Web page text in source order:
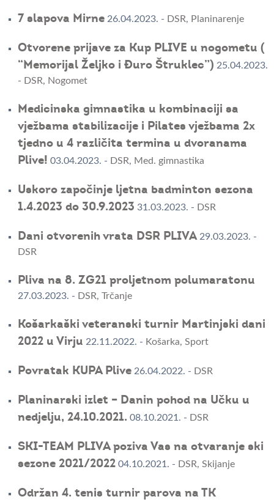
7 slapova Mirne 26.04.2023. - DSR, Planinarenje
Otvorene prijave za Kup PLIVE u nogometu (
“Memorijal Željko i Đuro Štruklec”) 25.04.2023.
- DSR, Nogomet
Medicinska gimnastika u kombinaciji sa
vježbama stabilizacije i Pilates vježbama 2x
tjedno u 4 različita termina u dvoranama
Plive! 03.04.2023. - DSR, Med. gimnastika
Uskoro započinje ljetna badminton sezona
1.4.2023 do 30.9.2023 31.03.2023. - DSR
Dani otvorenih vrata DSR PLIVA 29.03.2023. -
DSR
Pliva na 8. ZG21 proljetnom polumaratonu
27.03.2023. - DSR, Trčanje
Košarkaški veteranski turnir Martinjski dani
2022 u Virju 22.11.2022. - Košarka, Sport
Povratak KUPA Plive 26.04.2022. - DSR
Planinarski izlet – Danin pohod na Učku u
nedjelju, 24.10.2021. 08.10.2021. - DSR
SKI-TEAM PLIVA poziva Vas na otvaranje ski
sezone 2021/2022 04.10.2021. - DSR, Skijanje
Održan 4. tenis turnir parova na TK